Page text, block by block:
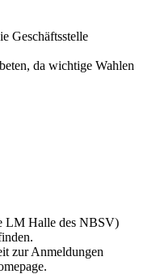
Geschäftsstelle
da wichtige Wahlen
LM Halle des NBSV)
zur Anmeldungen